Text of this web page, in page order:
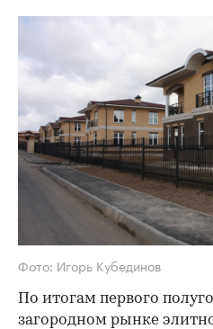
Фото: Игорь Кубединов
По итогам первого
загородном рынке